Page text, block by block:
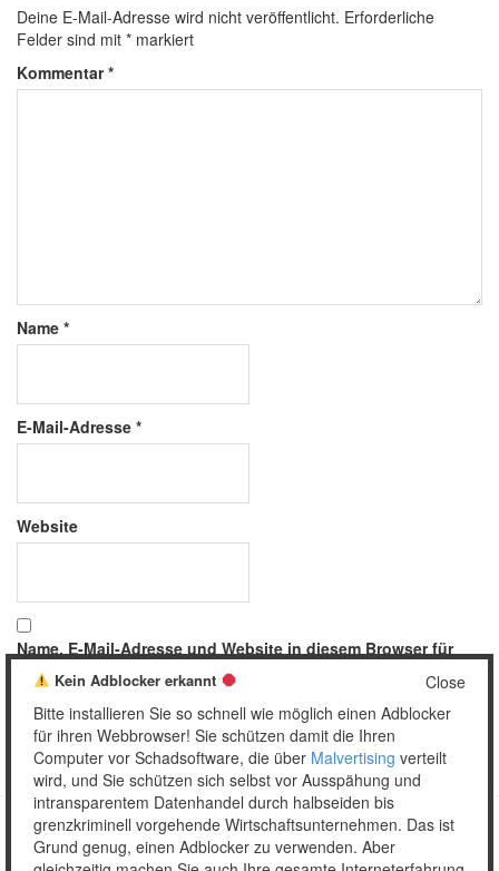
Deine E-Mail-Adresse wird nicht veröffentlicht. Erforderliche
Felder sind mit * markiert
Kommentar*
Name *
E-Mail-Adresse *
Website
Name, E-Mail-Adresse und Website in diesem Browser für
meinen nächsten Kommentar speichern.
Copyright © 2026 Unser täglich Spam.
Close
Kein Adblocker erkannt
Bitte installieren Sie so schnell wie möglich einen Adblocker
für ihren Webbrowser! Sie schützen damit die Ihren
Computer vor Schadsoftware, die über Malvertising verteilt
wird, und Sie schützen sich selbst vor Ausspähung und
intransparentem Datenhandel durch halbseiden bis
grenzkriminell vorgehende Wirtschaftsunternehmen. Das ist
Grund genug, einen Adblocker zu verwenden. Aber